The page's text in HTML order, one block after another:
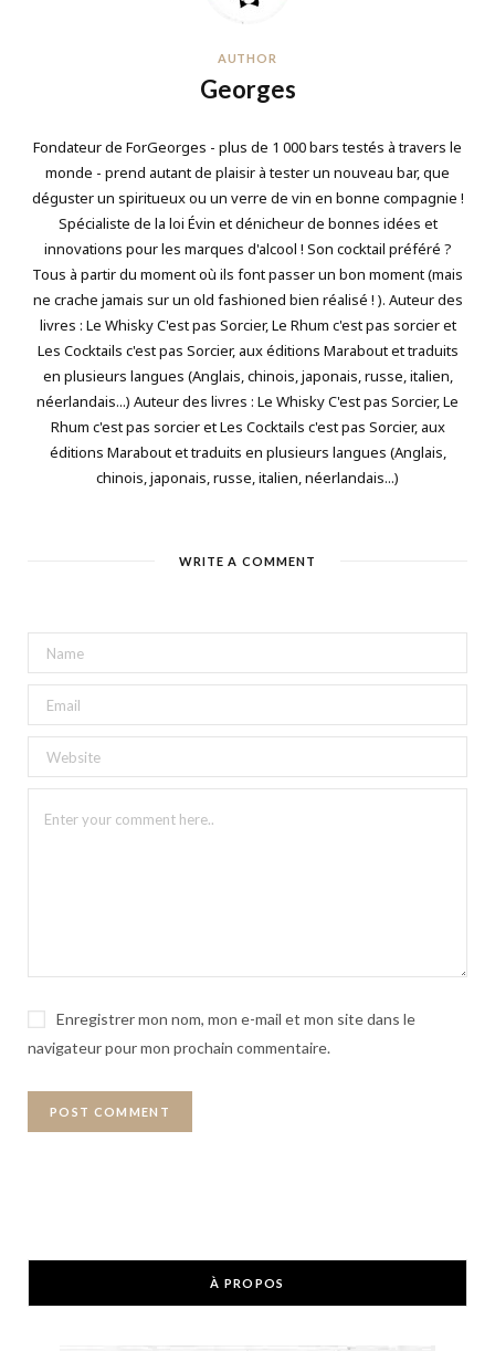
AUTHOR
Georges
Fondateur de ForGeorges - plus de 1 000 bars testés à travers le
monde - prend autant de plaisir à tester un nouveau bar, que
déguster un spiritueux ou un verre de vin en bonne compagnie !
Spécialiste de la loi Évin et dénicheur de bonnes idées et
innovations pour les marques d'alcool ! Son cocktail préféré ?
Tous à partir du moment où ils font passer un bon moment (mais
ne crache jamais sur un old fashioned bien réalisé ! ). Auteur des
livres : Le Whisky C'est pas Sorcier, Le Rhum c'est pas sorcier et
Les Cocktails c'est pas Sorcier, aux éditions Marabout et traduits
en plusieurs langues (Anglais, chinois, japonais, russe, italien,
néerlandais...) Auteur des livres : Le Whisky C'est pas Sorcier, Le
Rhum c'est pas sorcier et Les Cocktails c'est pas Sorcier, aux
éditions Marabout et traduits en plusieurs langues (Anglais,
chinois, japonais, russe, italien, néerlandais...)
WRITE A COMMENT
Enregistrer mon nom, mon e-mail et mon site dans le
navigateur pour mon prochain commentaire.
À PROPOS